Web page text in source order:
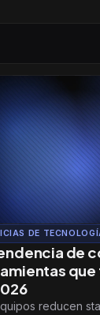
DE
de
que
reducen